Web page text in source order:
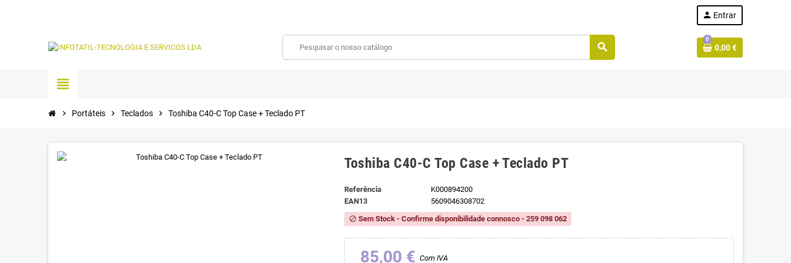
person Entrar
search
0
0,00 €
view_headline
chevron_right Portáteis chevron_right Teclados chevron_right Toshiba C40-C Top Case + Teclado PT
Toshiba C40-C Top Case + Teclado PT
Referência
K000894200
EAN13
5609046308702
block Sem Stock - Confirme disponibilidade connosco - 259 098 062
85,00 € Com IVA